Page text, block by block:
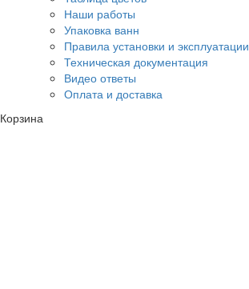
Наши работы
Упаковка ванн
Правила установки и эксплуатации
Техническая документация
Видео ответы
Оплата и доставка
Корзина